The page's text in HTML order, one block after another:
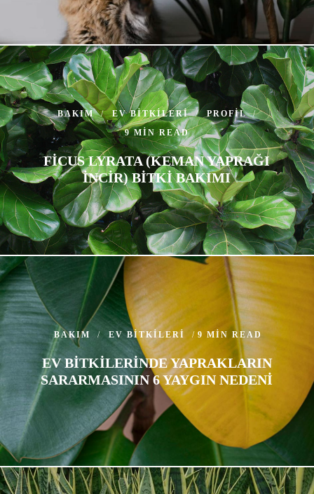
BAKIM EV BITKILERI
PROFIL
9 MIN READ
FICUS LYRATA (KEMAN YAPRAĞI
İNCIR) BITKI BAKIMI
BAKIM EV BITKILERI 9 MIN READ
EV BITKILERINDE YAPRAKLARIN
SARARMASININ 6 YAYGIN NEDENI